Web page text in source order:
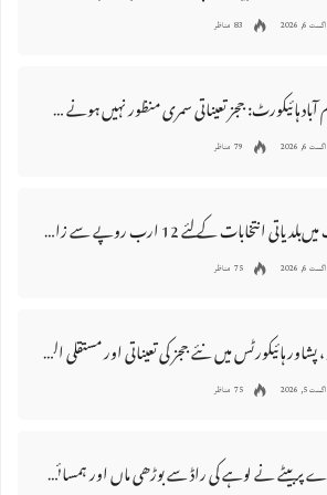
اگست 6, 2026 83 مناظر
اسلام آباد ہائیکورٹ: ججز تعیناتی سمری منظور نہیں‌ ہونے کے خٌلاف فیصلہ محفوظ
اگست 6, 2026 79 مناظر
پنجاب میں‌بلدیاتی انتخابات کے لئے 12 ارب روپے سے زائد مختص کرنے کی منظوری
اگست 6, 2026 75 مناظر
لاہور ، پشاور ہائیکورٹس میں نئے ججز کی تعیناتی اور مستقلی التواء کا شکار
اگست 5, 2026 75 مناظر
جھگڑے پر بیٹے نے لوہے کی راڈ سے بوڑھی ماں اور ہمسائی کو قتل کردیا